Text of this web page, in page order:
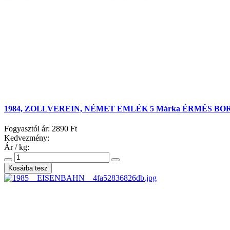
1984, ZOLLVEREIN, NÉMET EMLÉK 5 Márka ÉRMÉS
Fogyasztói ár: 2890 Ft
Kedvezmény:
Ár / kg: